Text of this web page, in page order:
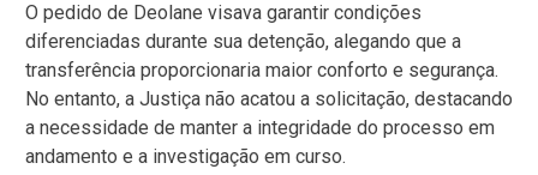
O pedido de Deolane visava garantir condições
diferenciadas durante sua detenção, alegando que a
transferência proporcionaria maior conforto e segurança.
No entanto, a Justiça não acatou a solicitação, destacando
a necessidade de manter a integridade do processo em
andamento e a investigação em curso.